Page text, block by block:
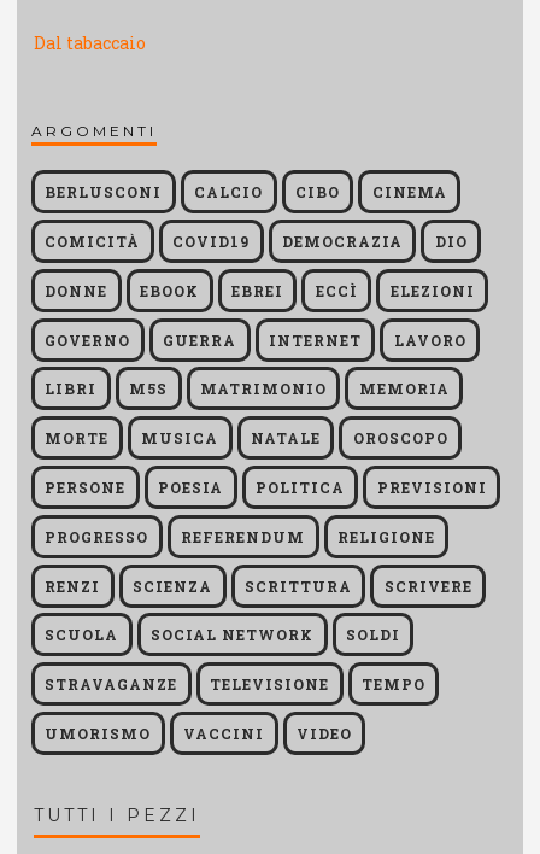
Dal tabaccaio
ARGOMENTI
BERLUSCONI CALCIO CIBO CINEMA
COMICITÀ COVID19 DEMOCRAZIA DIO
DONNE EBOOK EBREI ECCÌ ELEZIONI
GOVERNO GUERRA INTERNET LAVORO
LIBRI M5S MATRIMONIO MEMORIA
MORTE MUSICA NATALE OROSCOPO
PERSONE POESIA POLITICA PREVISIONI
PROGRESSO REFERENDUM RELIGIONE
RENZI SCIENZA SCRITTURA SCRIVERE
SCUOLA SOCIAL NETWORK SOLDI
STRAVAGANZE TELEVISIONE TEMPO
UMORISMO VACCINI VIDEO
TUTTI I PEZZI